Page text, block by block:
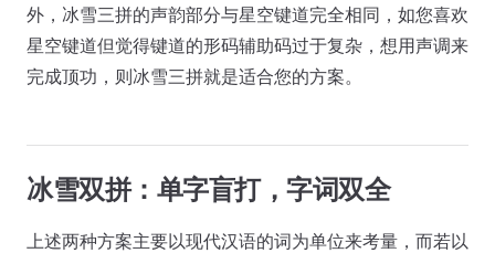
外，冰雪三拼的声韵部分与星空键道完全相同，如您喜欢
星空键道但觉得键道的形码辅助码过于复杂，想用声调来
完成顶功，则冰雪三拼就是适合您的方案。
冰雪双拼：单字盲打，字词双全
上述两种方案主要以现代汉语的词为单位来考量，而若以